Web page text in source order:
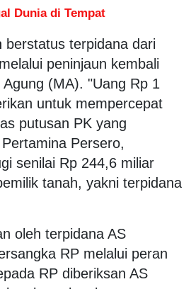
Dunia di Tempat
berstatus terpidana dari
peninjaun kembali
(MA). "Uang Rp 1
untuk mempercepat
putusan PK yang
Persero,
senilai Rp 244,6 miliar
tanah, yakni terpidana
oleh terpidana AS
RP melalui peran
RP diberiksan AS